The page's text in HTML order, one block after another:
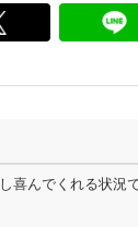
喜んでくれる状況